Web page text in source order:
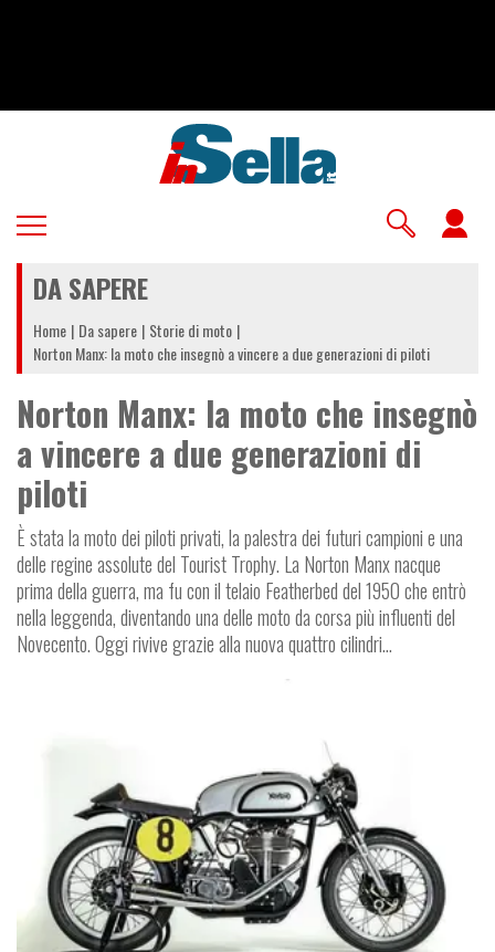
DA SAPERE
Home Da sapere Storie di moto
Norton Manx: la moto che insegnò a vincere a due generazioni di piloti
Norton Manx: la moto che insegnò
a vincere a due generazioni di
piloti
È stata la moto dei piloti privati, la palestra dei futuri campioni e una
delle regine assolute del Tourist Trophy. La Norton Manx nacque
prima della guerra, ma fu con il telaio Featherbed del 1950 che entrò
nella leggenda, diventando una delle moto da corsa più influenti del
Novecento. Oggi rivive grazie alla nuova quattro cilindri…